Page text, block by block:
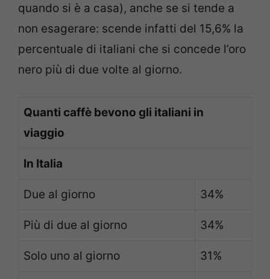
quando si è a casa), anche se si tende a
non esagerare: scende infatti del 15,6% la
percentuale di italiani che si concede l’oro
nero più di due volte al giorno.
Quanti caffè bevono gli italiani in
viaggio
In Italia
Due al giorno 34%
Più di due al giorno 34%
Solo uno al giorno 31%